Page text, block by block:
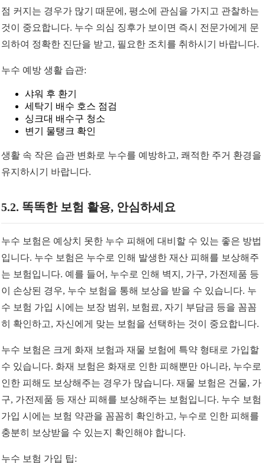
점 커지는 경우가 많기 때문에, 평소에 관심을 가지고 관찰하는
것이 중요합니다. 누수 의심 징후가 보이면 즉시 전문가에게 문
의하여 정확한 진단을 받고, 필요한 조치를 취하시기 바랍니다.
누수 예방 생활 습관:
샤워 후 환기
세탁기 배수 호스 점검
싱크대 배수구 청소
변기 물탱크 확인
생활 속 작은 습관 변화로 누수를 예방하고, 쾌적한 주거 환경을
유지하시기 바랍니다.
5.2. 똑똑한 보험 활용, 안심하세요
누수 보험은 예상치 못한 누수 피해에 대비할 수 있는 좋은 방법
입니다. 누수 보험은 누수로 인해 발생한 재산 피해를 보상해주
는 보험입니다. 예를 들어, 누수로 인해 벽지, 가구, 가전제품 등
이 손상된 경우, 누수 보험을 통해 보상을 받을 수 있습니다. 누
수 보험 가입 시에는 보장 범위, 보험료, 자기 부담금 등을 꼼꼼
히 확인하고, 자신에게 맞는 보험을 선택하는 것이 중요합니다.
누수 보험은 크게 화재 보험과 재물 보험에 특약 형태로 가입할
수 있습니다. 화재 보험은 화재로 인한 피해뿐만 아니라, 누수로
인한 피해도 보상해주는 경우가 많습니다. 재물 보험은 건물, 가
구, 가전제품 등 재산 피해를 보상해주는 보험입니다. 누수 보험
가입 시에는 보험 약관을 꼼꼼히 확인하고, 누수로 인한 피해를
충분히 보상받을 수 있는지 확인해야 합니다.
누수 보험 가입 팁: